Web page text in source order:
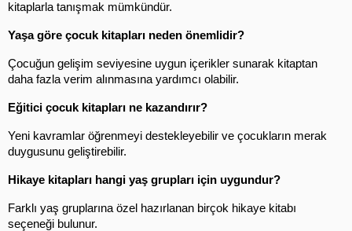
kitaplarla tanışmak mümkündür.
Yaşa göre çocuk kitapları neden önemlidir?
Çocuğun gelişim seviyesine uygun içerikler sunarak kitaptan
daha fazla verim alınmasına yardımcı olabilir.
Eğitici çocuk kitapları ne kazandırır?
Yeni kavramlar öğrenmeyi destekleyebilir ve çocukların merak
duygusunu geliştirebilir.
Hikaye kitapları hangi yaş grupları için uygundur?
Farklı yaş gruplarına özel hazırlanan birçok hikaye kitabı
seçeneği bulunur.